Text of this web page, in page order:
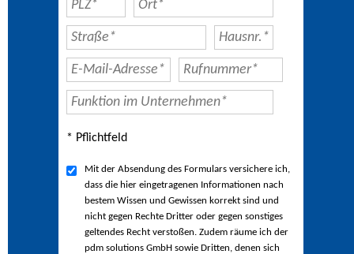
* Pflichtfeld
Mit der Absendung des Formulars versichere ich,
dass die hier eingetragenen Informationen nach
bestem Wissen und Gewissen korrekt sind und
nicht gegen Rechte Dritter oder gegen sonstiges
geltendes Recht verstoßen. Zudem räume ich der
pdm solutions GmbH sowie Dritten, denen sich